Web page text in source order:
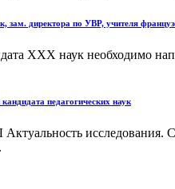
зам. директора по УВР, учителя
ХХХ наук необходимо
педагогических наук
исследования.